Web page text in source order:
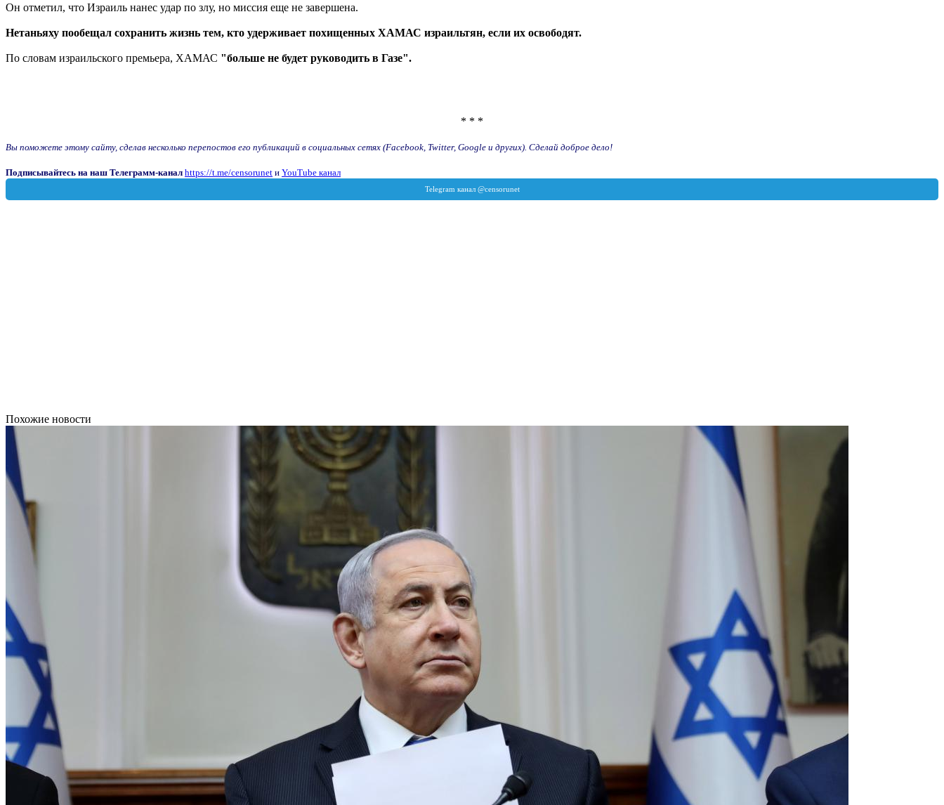
Он отметил, что Израиль нанес удар по злу, но миссия еще не завершена.
Нетаньяху пообещал сохранить жизнь тем, кто удерживает похищенных ХАМАС израильтян, если их освободят.
По словам израильского премьера, ХАМАС "больше не будет руководить в Газе".
* * *
Вы поможете этому сайту, сделав несколько перепостов его публикаций в социальных сетях (Facebook, Twitter, Google и других). Сделай доброе дело!
Подписывайтесь на наш Телеграмм-канал https://t.me/censorunet и YouTube канал
Похожие новости